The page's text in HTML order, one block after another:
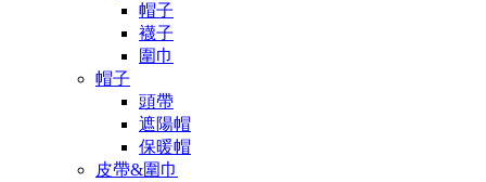
帽子
襪子
圍巾
帽子
頭帶
遮陽帽
保暖帽
皮帶&圍巾